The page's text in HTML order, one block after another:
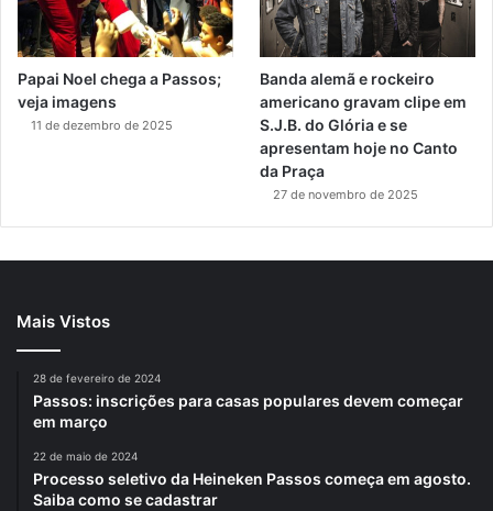
Papai Noel chega a Passos;
veja imagens
11 de dezembro de 2025
Banda alemã e rockeiro
americano gravam clipe em
S.J.B. do Glória e se
apresentam hoje no Canto
da Praça
27 de novembro de 2025
Mais Vistos
28 de fevereiro de 2024
Passos: inscrições para casas populares devem começar
em março
22 de maio de 2024
Processo seletivo da Heineken Passos começa em agosto.
Saiba como se cadastrar